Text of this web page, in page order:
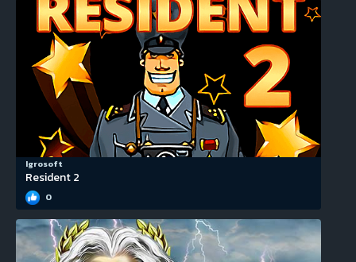
Igrosoft
Resident 2
0